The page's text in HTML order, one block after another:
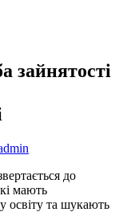
зайнятості
до
мають
освіту та шукають